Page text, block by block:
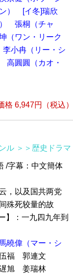
）
[イ冬]瑞欣
張桐（チャ
（ワン・リーク
李小冉（リー・シ
高圓圓（カオ・
格 6,947円（税込）
ル ＞＞歴史ドラマ
/字幕：中文簡体
，以及国共两党
殊死较量的故
】：一九四九年到
馬曉偉（マー・シ
福 郭連文
旭 姜瑞林